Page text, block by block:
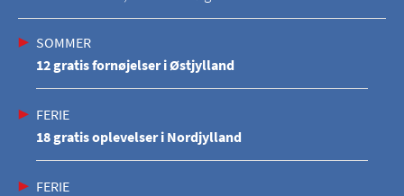
SOMMER
12 gratis fornøjelser i Østjylland
FERIE
18 gratis oplevelser i Nordjylland
FERIE